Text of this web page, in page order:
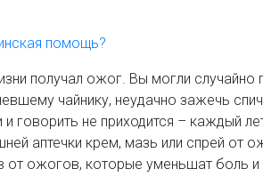
помощь?
получал ожог. Вы могли случайно
чайнику, неудачно зажечь
говорить не приходится – каждый
аптечки крем, мазь или спрей от
от ожогов, которые уменьшат боль и